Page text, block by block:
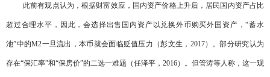
此前有观点认为，根据财富效应，国内资产价格上升后，居民国内资产占比
超过合理水平，因此，会选择出售国内资产以兑换外币购买外国资产，“蓄水
池”中的M2一旦流出，本币就会面临贬值压力（彭文生，2017）。部分研究认为
存在“保汇率”和“保房价”的二选一难题（任泽平，2016）。但管涛等人称，这一观